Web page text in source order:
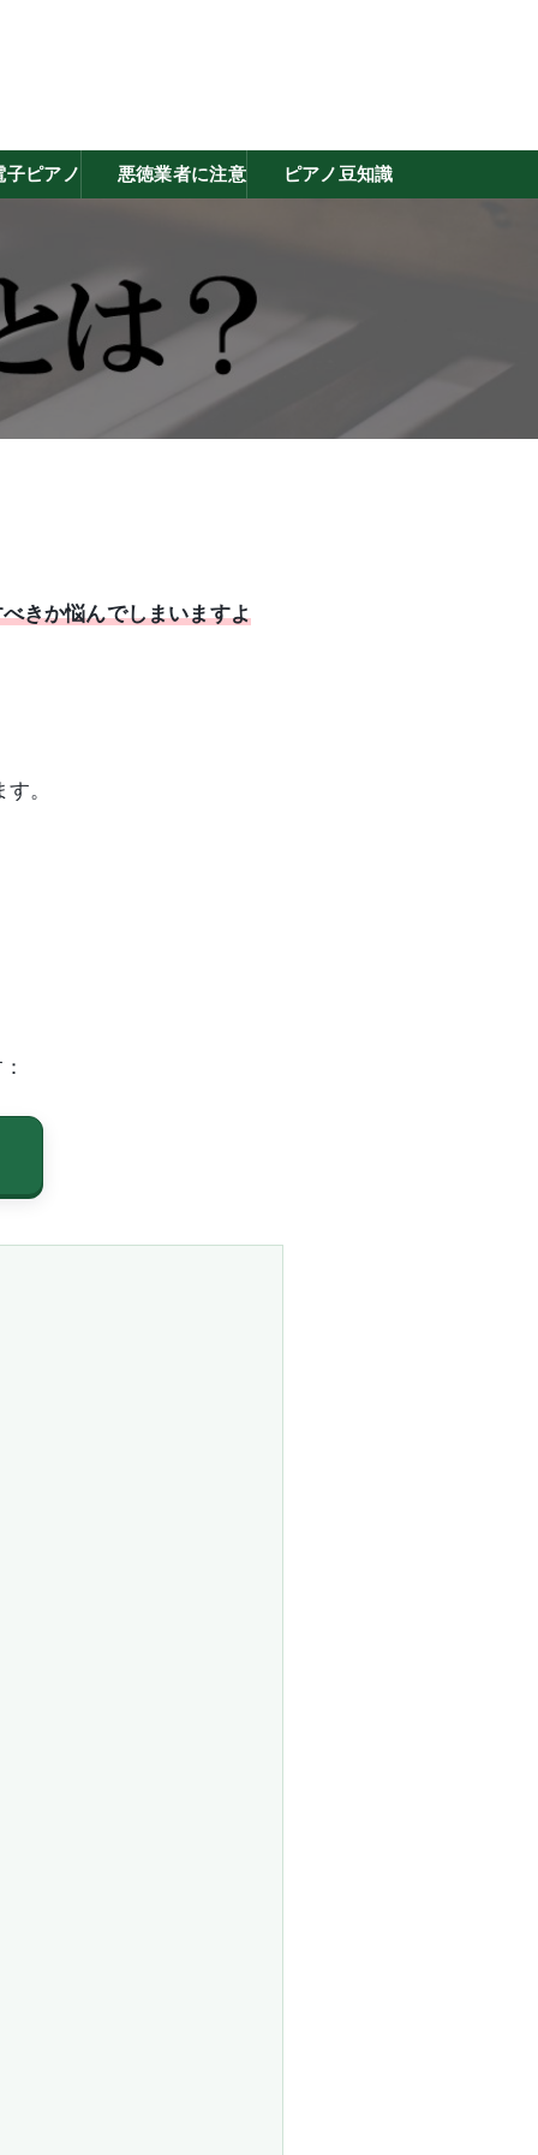
子ピアノ 悪徳業者に注意 ピアノ豆知識
きか悩んでしまいますよ
。